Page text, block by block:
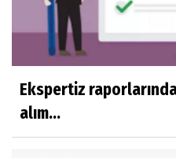
Ekspertiz
alım...